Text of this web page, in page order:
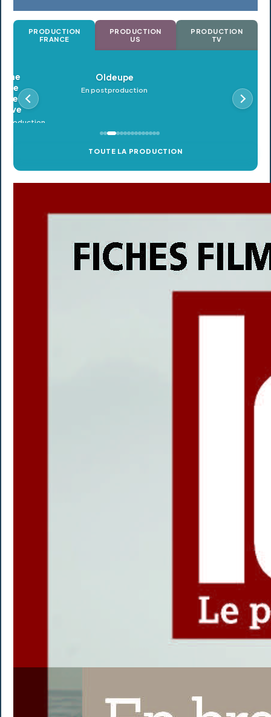
PRODUCTION
FRANCE
PRODUCTION
US
PRODUCTION
TV
Oldeupe
En postproduction
TOUTE LA PRODUCTION